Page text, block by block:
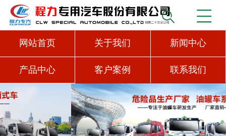
网站首页 关于我们 新闻中心
产品中心 客户案例 联系我们